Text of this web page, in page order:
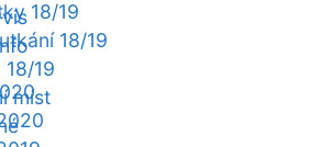
18/19
18/19
19
míst